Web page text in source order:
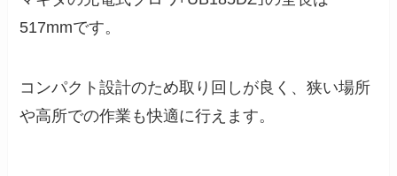
517mmです。
コンパクト設計のため取り回しが良く、狭い場所
や高所での作業も快適に行えます。